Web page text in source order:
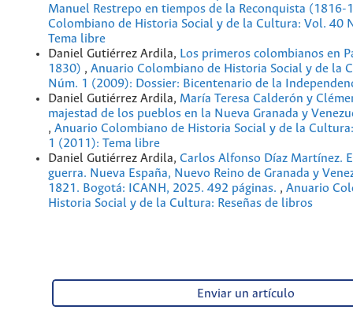
Manuel Restrepo en tiempos de la Reconquista
Colombiano de Historia Social y de la Cultura: Vol. 40
Tema libre
Daniel Gutiérrez Ardila, Los primeros colombianos en
1830) , Anuario Colombiano de Historia Social y de la
Núm. 1 (2009): Dossier: Bicentenario de la
Daniel Gutiérrez Ardila, María Teresa Calderón y
majestad de los pueblos en la Nueva Granada y
, Anuario Colombiano de Historia Social y de la
1 (2011): Tema libre
Daniel Gutiérrez Ardila, Carlos Alfonso Díaz Martínez.
guerra. Nueva España, Nuevo Reino de Granada y
1821. Bogotá: ICANH, 2025. 492 páginas. , Anuario
Historia Social y de la Cultura: Reseñas de libros
Enviar un artículo